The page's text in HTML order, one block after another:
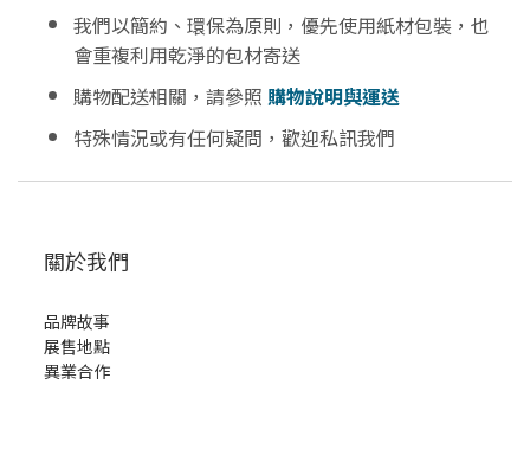
我們以簡約、環保為原則，優先使用紙材包裝，也
會重複利用乾淨的包材寄送
購物配送相關，請參照 購物說明與運送
特殊情況或有任何疑問，歡迎私訊我們
關於我們
品牌故事
展售地點
異業合作